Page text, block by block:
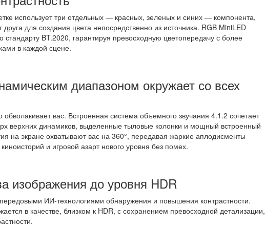
использует три отдельных — красных, зеленых и синих — компонента,
для создания цвета непосредственно из источника. RGB MiniLED
стандарту BT.2020, гарантируя превосходную цветопередачу с более
в каждой сцене.
диапазоном окружает со всех
обволакивает вас. Встроенная система объемного звучания 4.1.2 сочетает
верхних динамиков, выделенные тыловые колонки и мощный встроенный
на экране охватывают вас на 360°, передавая жаркие аплодисменты
и игровой азарт нового уровня без помех.
изображения до уровня HDR
ИИ-технологиями обнаружения и повышения контрастности.
в качестве, близком к HDR, с сохранением превосходной детализации,